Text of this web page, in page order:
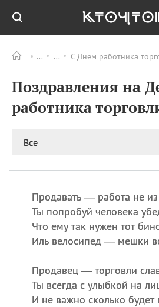
С Днем работника
Поздравления на
работника
Все
Продавать — работа не из
Ты попробуй человека
Что ему так нужен тот
Иль велосипед — мешки
Продавец — торговли
Ты всегда с улыбкой на
И не важно сколько
09.08
09.08
Сегодня